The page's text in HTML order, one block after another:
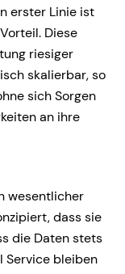
erster Linie ist
Diese
riesiger
skalierbar, so
sich Sorgen
an ihre
wesentlicher
dass sie
die Daten stets
Service bleiben